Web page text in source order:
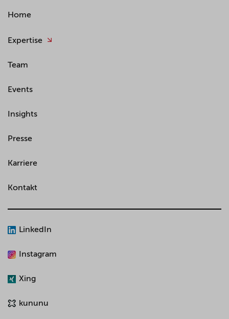
Home
Expertise
Team
Events
Insights
Presse
Karriere
Kontakt
LinkedIn
Instagram
Xing
kununu